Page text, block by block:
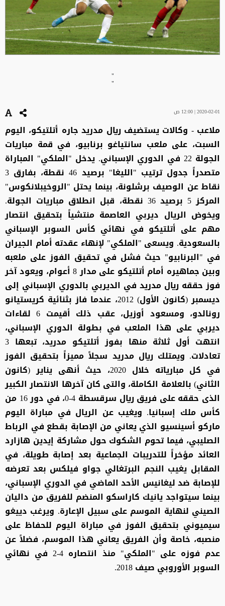
"
"
2020-02-01 | 12:00 ص
ملاعب - وكالات يستضيف ريال مدريد جاره أتلتيكو، اليوم
السبت، على ملعب سانتياغو برنابيو، في قمة مباريات
الجولة 22 في الدوري الإسباني. يدخل "الملكي" المباراة
متصدراً جدول ترتيب "الليغا" برصيد 46 نقطة، بفارق 3
نقاط عن الوصيف برشلونة، بينما يحتل "الروخيبلانكوس"
المركز 5 برصيد 36 نقطة، قبل انطلاق مباريات الجولة.
ويخوض الريال ديربي العاصمة منتشياً بتحقيق انتصار
مهم على أتلتيكو في نهائي كأس السوبر الإسباني
بالسعودية. ويسعى "الملكي" لإنهاء عقدته أمام الجيران
في "البرنابيو" حيث فشل في تحقيق الفوز على ملعبه
وبين جماهيره أمام أتلتيكو على مدار 8 أعوام، ويعود آخر
فوز حققه ريال مدريد في الديربي بالدوري الإسباني إلى
ديسمبر (كانون الأول) 2012، عندما فاز بثنائية كريستيانو
رونالدو، ومسعود أوزيل، عقب ذلك أقيمت 6 لقاءات
ديربي على هذا الملعب في بطولة الدوري الإسباني،
انتهت أول ثلاثة منها بفوز أتلتيكو مدريد، تبعها 3
تعادلات. ويمتلك ريال مدريد سجلاً مميزاً بتحقيق الفوز
في كل مبارياته خلال 2020، حيث أنهى يناير (كانون
الثاني) بالعلامة الكاملة، والتى كان آخرها الانتصار الكبير
الذى حققه على فريق ريال سرقسطة 4-0، في دور 16 من
كأس ملك إسبانيا. ويغيب عن الريال في مباراة اليوم
ماركو أسينسيو الذي يعاني من الإصابة بقطع في الرباط
الصليبي، فيما تحوم الشكوك حول مشاركة إيدين هازارد
العائد مؤخراً للتدريبات الجماعية بعد إصابة طويلة، في
المقابل يغيب النجم البرتغالي جواو فيلكس بعد تعرضه
للإصابة ضد ليغانيس الأحد الماضي في الدوري الإسباني،
بينما سيتواجد يانيك كاراسكو المنضم للفريق من داليان
الصيني لنهاية الموسم على سبيل الإعارة. ويرغب دييغو
سيميوني بتحقيق الفوز في مباراة اليوم للحفاظ على
منصبه، خاصة وأن الفريق يعاني هذا الموسم، فضلاً عن
عدم فوزه على "الملكي" منذ انتصاره 4-2 في نهائي
السوبر الأوروبي صيف 2018.